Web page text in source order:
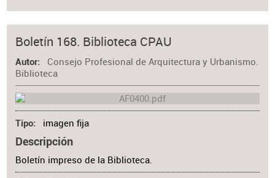
Boletín 168. Biblioteca CPAU
Autor
Consejo Profesional de Arquitectura y Urbanismo.
Biblioteca
Tipo imagen fija
Descripción
Boletín impreso de la Biblioteca.